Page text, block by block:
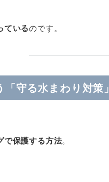
ているのです。
守る水まわり対策」
で保護する方法。